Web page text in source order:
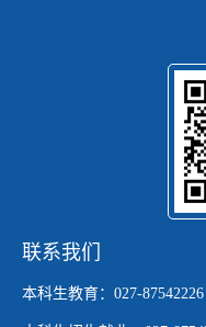
联系我们
本科生教育：027-87542226